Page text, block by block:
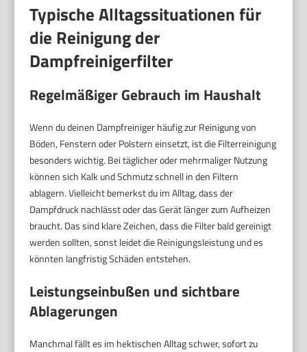
Typische Alltagssituationen für
die Reinigung der
Dampfreinigerfilter
Regelmäßiger Gebrauch im Haushalt
Wenn du deinen Dampfreiniger häufig zur Reinigung von
Böden, Fenstern oder Polstern einsetzt, ist die Filterreinigung
besonders wichtig. Bei täglicher oder mehrmaliger Nutzung
können sich Kalk und Schmutz schnell in den Filtern
ablagern. Vielleicht bemerkst du im Alltag, dass der
Dampfdruck nachlässt oder das Gerät länger zum Aufheizen
braucht. Das sind klare Zeichen, dass die Filter bald gereinigt
werden sollten, sonst leidet die Reinigungsleistung und es
könnten langfristig Schäden entstehen.
Leistungseinbußen und sichtbare
Ablagerungen
Manchmal fällt es im hektischen Alltag schwer, sofort zu